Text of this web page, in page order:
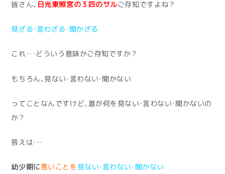
皆さん、 日光東照宮の３匹のサルご存知ですよね？
見ざる・言わざる・聞かざる
これ・・・どういう意味かご存知ですか？
もちろん、見ない・言わない・聞かない
ってことなんですけど、誰が何を見ない・言わない・聞かないの
か？
答えは・・・
幼少期に 悪いことを 見ない・言わない・聞かない